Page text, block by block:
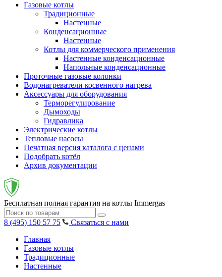
Газовые котлы
Традиционные
Настенные
Конденсационные
Настенные
Котлы для коммерческого применения
Настенные конденсационные
Напольные конденсационные
Проточные газовые колонки
Водонагреватели косвенного нагрева
Аксессуары для оборудования
Терморегулирование
Дымоходы
Гидравлика
Электрические котлы
Тепловые насосы
Печатная версия каталога с ценами
Подобрать котёл
Архив документации
Бесплатная полная гарантия на котлы Immergas
8 (495) 150 57 75
Связаться с нами
Главная
Газовые котлы
Традиционные
Настенные